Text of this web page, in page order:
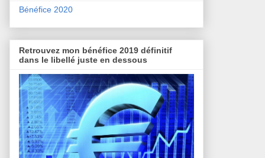
Bénéfice 2020
Retrouvez mon bénéfice 2019 définitif
dans le libellé juste en dessous